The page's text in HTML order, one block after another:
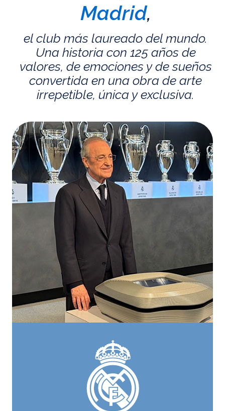
Madrid,
el club más laureado del mundo.
Una historia con 125 años de
valores, de emociones y de sueños
convertida en una obra de arte
irrepetible, única y exclusiva.